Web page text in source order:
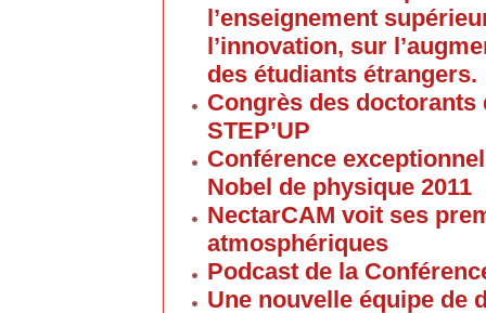
l’enseignement
l’innovation, sur
des étudiants étrangers.
Congrès des doctorants
STEP’UP
Conférence
Nobel de physique 2011
NectarCAM voit ses
atmosphériques
Podcast de la
Une nouvelle équipe de